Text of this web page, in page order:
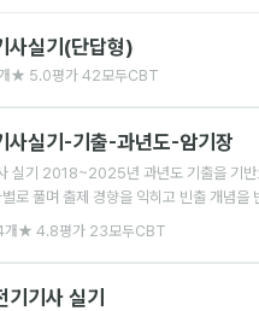
사실기(단답형)
★ 5.0평가 42모두CBT
사실기-기출-과년도-암기장
실기 2018~2025년 과년도 기출을 기반
별로 풀며 출제 경향을 익히고 빈출 개념
개 ★ 4.8평가 23모두CBT
기기사 실기